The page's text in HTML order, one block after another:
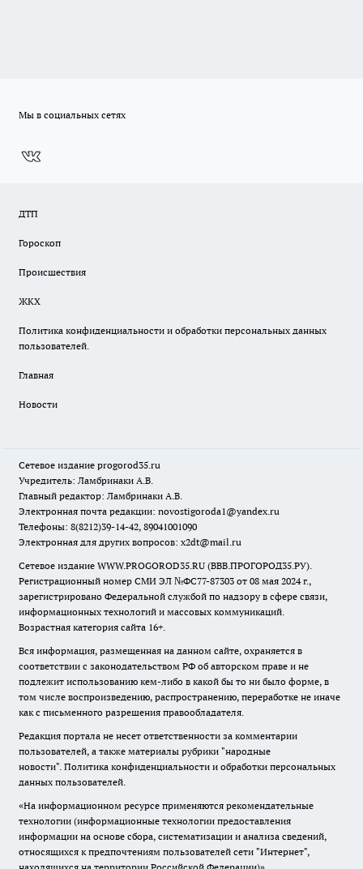
Мы в социальных сетях
ДТП
Гороскоп
Происшествия
ЖКХ
Политика конфиденциальности и обработки персональных данных
пользователей.
Главная
Новости
Сетевое издание progorod35.ru
Учредитель: Ламбринаки А.В.
Главный редактор: Ламбринаки А.В.
Электронная почта редакции: novostigoroda1@yandex.ru
Телефоны: 8(8212)39-14-42, 89041001090
Электронная для других вопросов: x2dt@mail.ru
Сетевое издание WWW.PROGOROD35.RU (ВВВ.ПРОГОРОД35.РУ).
Регистрационный номер СМИ ЭЛ №ФС77-87303 от 08 мая 2024 г.,
зарегистрировано Федеральной службой по надзору в сфере связи,
информационных технологий и массовых коммуникаций.
Возрастная категория сайта 16+.
Вся информация, размещенная на данном сайте, охраняется в
соответствии с законодательством РФ об авторском праве и не
подлежит использованию кем-либо в какой бы то ни было форме, в
том числе воспроизведению, распространению, переработке не иначе
как с письменного разрешения правообладателя.
Редакция портала не несет ответственности за комментарии
пользователей, а также материалы рубрики "народные
новости". Политика конфиденциальности и обработки персональных
данных пользователей.
«На информационном ресурсе применяются рекомендательные
технологии (информационные технологии предоставления
информации на основе сбора, систематизации и анализа сведений,
относящихся к предпочтениям пользователей сети "Интернет",